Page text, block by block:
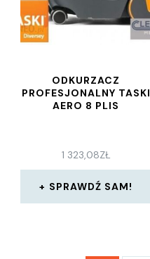
ODKURZACZ
PROFESJONALNY TASKI
AERO 8 PLIS
1 323,08ZŁ
SPRAWDŹ SAM!